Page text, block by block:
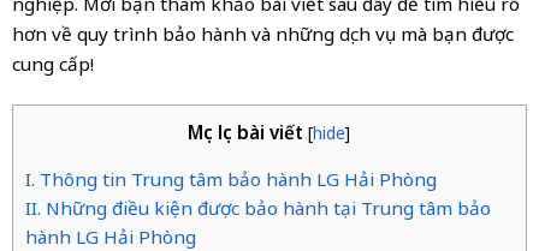
hơn về quy trình bảo hành và những dịch vụ mà bạn được
cung cấp!
Mục lục bài viết [hide]
I. Thông tin Trung tâm bảo hành LG Hải Phòng
II. Những điều kiện được bảo hành tại Trung tâm bảo
hành LG Hải Phòng